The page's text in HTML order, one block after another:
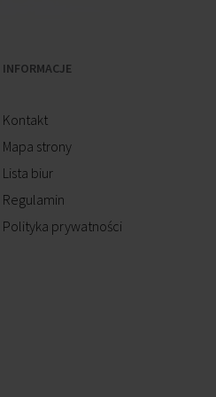
INFORMACJE
Kontakt
Mapa strony
Lista biur
Regulamin
Polityka prywatności